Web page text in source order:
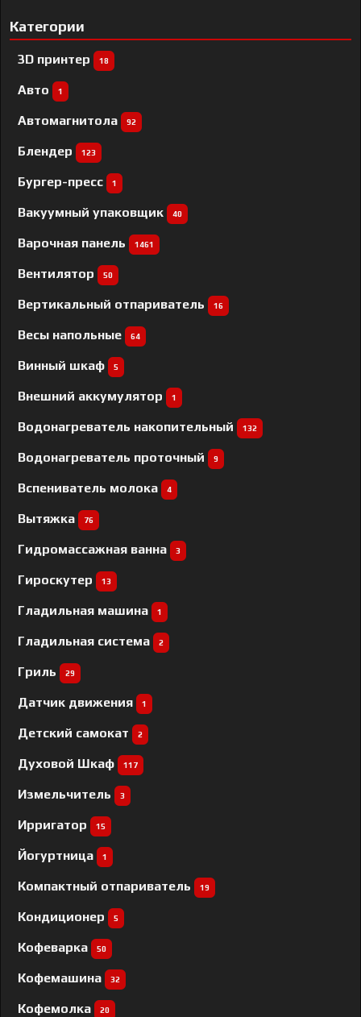
Категории
3D принтер 18
Авто 1
Автомагнитола 92
Блендер 123
Бургер-пресс 1
Вакуумный упаковщик 40
Варочная панель 1461
Вентилятор 50
Вертикальный отпариватель 16
Весы напольные 64
Винный шкаф 5
Внешний аккумулятор 1
Водонагреватель накопительный 132
Водонагреватель проточный 9
Вспениватель молока 4
Вытяжка 76
Гидромассажная ванна 3
Гироскутер 13
Гладильная машина 1
Гладильная система 2
Гриль 29
Датчик движения 1
Детский самокат 2
Духовой Шкаф 117
Измельчитель 3
Ирригатор 15
Йогуртница 1
Компактный отпариватель 19
Кондиционер 5
Кофеварка 50
Кофемашина 32
Кофемолка 20